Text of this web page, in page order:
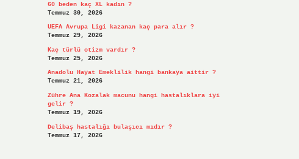
60 beden kaç XL kadın ?
Temmuz 30, 2026
UEFA Avrupa Ligi kazanan kaç para alır ?
Temmuz 29, 2026
Kaç türlü otizm vardır ?
Temmuz 25, 2026
Anadolu Hayat Emeklilik hangi bankaya aittir ?
Temmuz 21, 2026
Zühre Ana Kozalak macunu hangi hastalıklara iyi
gelir ?
Temmuz 19, 2026
Delibaş hastalığı bulaşıcı mıdır ?
Temmuz 17, 2026